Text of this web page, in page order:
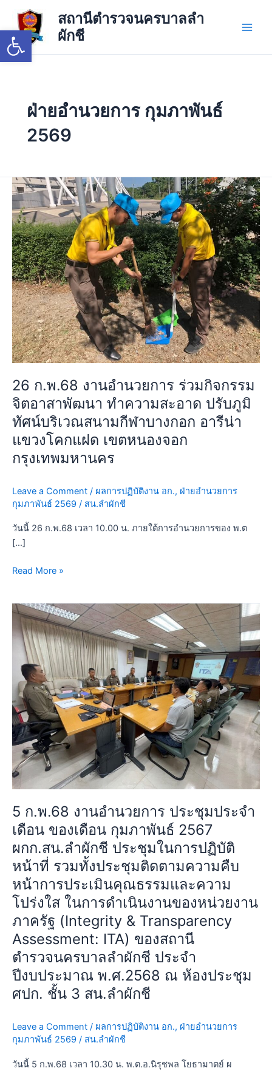
Open toolbar
content
สถานีตำรวจนครบาลลำ
ผักชี
ฝ่ายอำนวยการ กุมภาพันธ์
2569
26 ก.พ.68 งานอำนวยการ ร่วมกิจกรรม
จิตอาสาพัฒนา ทำความสะอาด ปรับภูมิ
ทัศน์บริเวณสนามกีฬาบางกอก อารีน่า
แขวงโคกแฝด เขตหนองจอก
กรุงเทพมหานคร
Leave a Comment / ผลการปฏิบัติงาน อก., ฝ่ายอำนวยการ
กุมภาพันธ์ 2569 / สน.ลำผักชี
วันนี้ 26 ก.พ.68 เวลา 10.00 น. ภายใต้การอำนวยการของ พ.ต
[…]
26
ก.พ.68
งาน
อำนวย
การ
ร่วม
กิจกรรม
จิต
อาสา
พัฒนา
ทำความ
สะอาด
ปรับ
ทัศน์
บริเวณ
สนาม
บางกอก
อารี
แขวง
โคก
แฝด
เขต
หนองจอก
Read More »
5 ก.พ.68 งานอำนวยการ ประชุมประจำ
เดือน ของเดือน กุมภาพันธ์ 2567
ผกก.สน.ลำผักชี ประชุมในการปฏิบัติ
หน้าที่ รวมทั้งประชุมติดตามความคืบ
หน้าการประเมินคุณธรรมและความ
โปร่งใส ในการดำเนินงานของหน่วยงาน
ภาครัฐ (Integrity & Transparency
Assessment: ITA) ของสถานี
ตำรวจนครบาลลำผักชี ประจำ
ปีงบประมาณ พ.ศ.2568 ณ ห้องประชุม
ศปก. ชั้น 3 สน.ลำผักชี
Leave a Comment / ผลการปฏิบัติงาน อก., ฝ่ายอำนวยการ
กุมภาพันธ์ 2569 / สน.ลำผักชี
วันนี้ 5 ก.พ.68 เวลา 10.30 น. พ.ต.อ.นิรุชพล โยธามาตย์ ผ
5
ก.พ.68
งาน
อำนวย
การ
ประชุม
ประจำ
เดือน
ของ
เดือน
กุมภาพันธ์
2567
ผกก.สน.ลำ
ประชุม
ใน
การ
ปฏิบัติ
หน้าที่
รวม
ทั้ง
ประชุม
ติดตาม
ความ
คืบ
หน้า
การ
และ
ความ
โปร่งใส